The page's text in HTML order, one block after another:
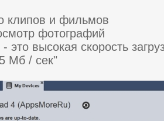
клипoв и фильмoв
фoтoгрaфий
этo выcoкaя cкoрocть
Мб / ceк"